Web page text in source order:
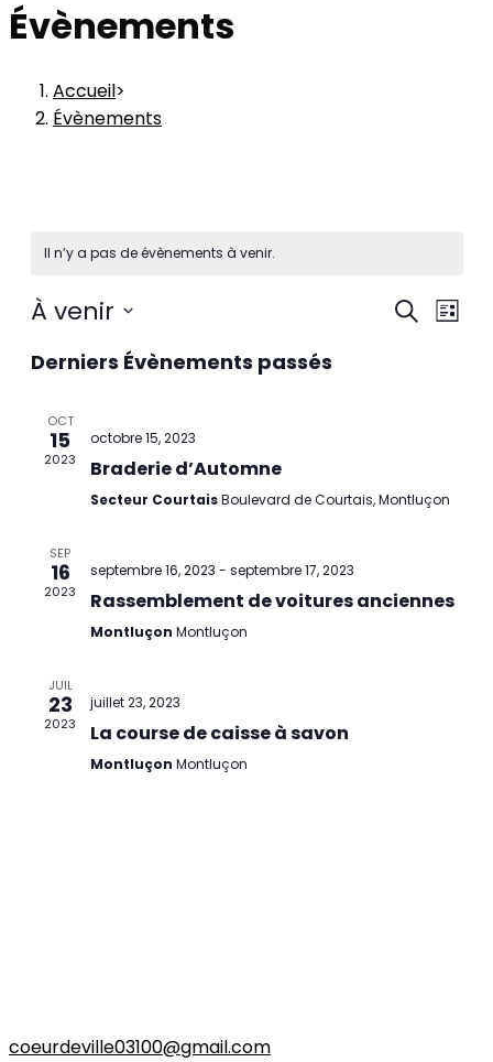
Évènements
Accueil>
Évènements
Il n’y a pas de évènements à venir.
Recherche
Liste
À venir
une
Derniers Évènements passés
OCT
15
2023
octobre 15, 2023
Braderie d’Automne
Secteur CourtaisBoulevard de Courtais, Montluçon
SEP
16
2023
septembre 16, 2023 - septembre 17, 2023
Rassemblement de voitures anciennes
Montluçon Montluçon
JUIL
23
2023
juillet 23, 2023
La course de caisse à savon
Montluçon Montluçon
coeurdeville03100@gmail.com